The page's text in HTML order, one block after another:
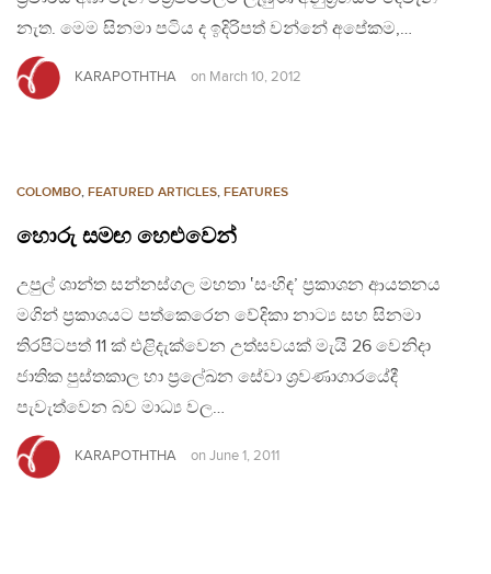
නැත. මෙම සිනමා පටිය ද ඉදිරිපත් වන්නේ අපේකම,…
KARAPOTHTHA on March 10, 2012
COLOMBO, FEATURED ARTICLES, FEATURES
හොරු සමඟ හෙළුවෙන්
උපුල් ශාන්ත සන්නස්ගල මහතා ‛සංහිඳ’ ප්‍රකාශන ආයතනය
මගින් ප්‍රකාශයට පත්කෙරෙන වේදිකා නාට්‍ය සහ සිනමා
තිරපිටපත් 11 ක් එළිදැක්වෙන උත්සවයක් මැයි 26 වෙනිදා
ජාතික පුස්තකාල හා ප්‍රලේඛන සේවා ශ්‍රවණාගාරයේදී
පැවැත්වෙන බව මාධ්‍ය වල…
KARAPOTHTHA on June 1, 2011